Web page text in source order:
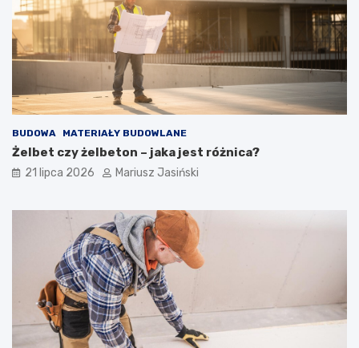
BUDOWA MATERIAŁY BUDOWLANE
Żelbet czy żelbeton – jaka jest różnica?
21 lipca 2026 Mariusz Jasiński